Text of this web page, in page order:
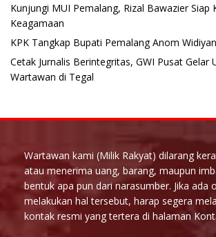
Kunjungi MUI Pemalang, Rizal Bawazier Siap
Keagamaan
KPK Tangkap Bupati Pemalang Anom
Cetak Jurnalis Berintegritas, GWI Pusat Gelar
Wartawan di Tegal
Wartawan kami (Milik Rakyat) dilarang
atau menerima uang, barang, maupun
bentuk apa pun dari narasumber. Jika ada
melakukan hal tersebut, harap segera
kontak resmi yang tertera di halaman